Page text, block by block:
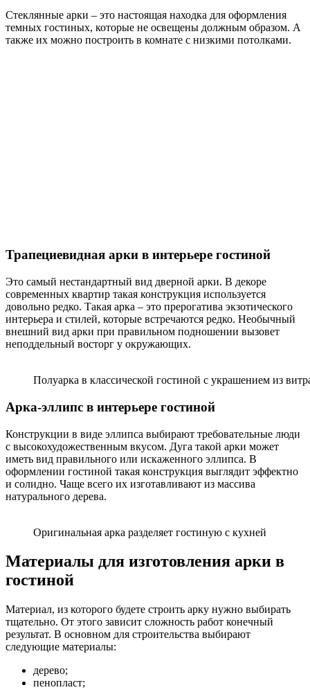
Стеклянные арки – это настоящая находка для оформления
темных гостиных, которые не освещены должным образом. А
также их можно построить в комнате с низкими потолками.
Трапециевидная арки в интерьере гостиной
Это самый нестандартный вид дверной арки. В декоре
современных квартир такая конструкция используется
довольно редко. Такая арка – это прерогатива экзотического
интерьера и стилей, которые встречаются редко. Необычный
внешний вид арки при правильном подношении вызовет
неподдельный восторг у окружающих.
Полуарка в классической гостиной с украшением из
Арка-эллипс в интерьере гостиной
Конструкции в виде эллипса выбирают требовательные люди
с высокохудожественным вкусом. Дуга такой арки может
иметь вид правильного или искаженного эллипса. В
оформлении гостиной такая конструкция выглядит эффектно
и солидно. Чаще всего их изготавливают из массива
натурального дерева.
Оригинальная арка разделяет гостиную с кухней
Материалы для изготовления арки в
гостиной
Материал, из которого будете строить арку нужно выбирать
тщательно. От этого зависит сложность работ конечный
результат. В основном для строительства выбирают
следующие материалы:
дерево;
пенопласт;